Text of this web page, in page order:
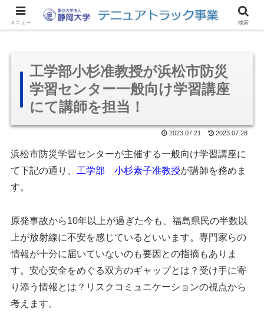
サイトマップ アクセス リンク集 お問い合わせ English
工学部小杉准教授が浜松市防災
学習センター一般向け学習講座
にて講師を担当！
2023.07.21 2023.07.28
浜松市防災学習センターが主催する一般向け学習講座に
て下記の通り、 工学部 小杉素子准教授が講師を務めま
す。
原発事故から10年以上が過ぎた今も、福島県民の半数以
上が放射線に不安を感じているといいます。専門家らの
情報が十分に届いていないのも要因との指摘もありま
す。安心安全をめぐる双方のギャップとは？受け手に寄
り添う情報とは？リスクコミュニケーションの視点から
考えます。
メニュー 検索